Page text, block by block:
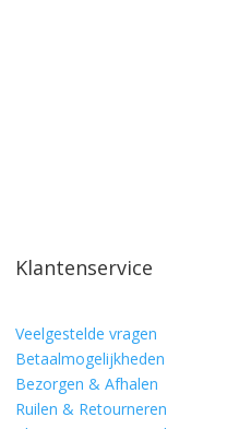
Klantenservice
Veelgestelde vragen
Betaalmogelijkheden
Bezorgen & Afhalen
Ruilen & Retourneren